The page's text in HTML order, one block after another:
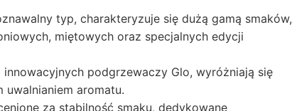
typ, charakteryzuje się dużą gamą smaków,
miętowych oraz specjalnych edycji
innowacyjnych podgrzewaczy Glo, wyróżniają się
uwalnianiem aromatu.
za stabilność smaku, dedykowane